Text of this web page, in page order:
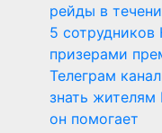
рейды в
5
призерами
Телеграм
знать жителям
он помогает